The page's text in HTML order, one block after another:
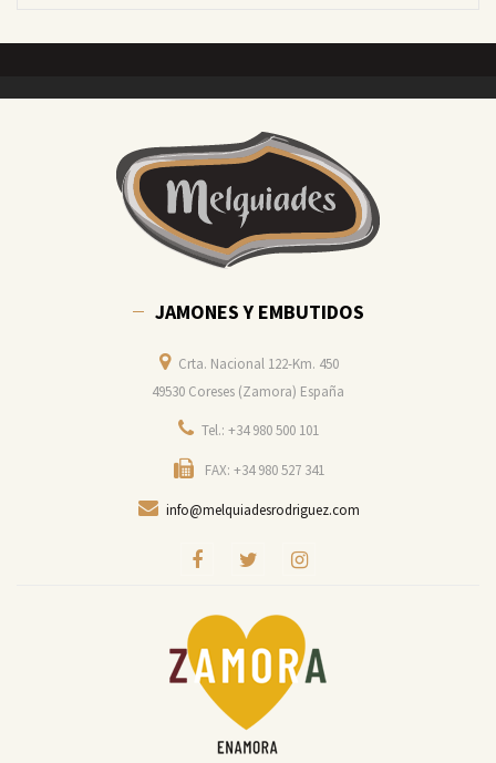
JAMONES Y EMBUTIDOS
Crta. Nacional 122-Km. 450
49530 Coreses (Zamora) España
Tel.: +34 980 500 101
FAX: +34 980 527 341
info@melquiadesrodriguez.com